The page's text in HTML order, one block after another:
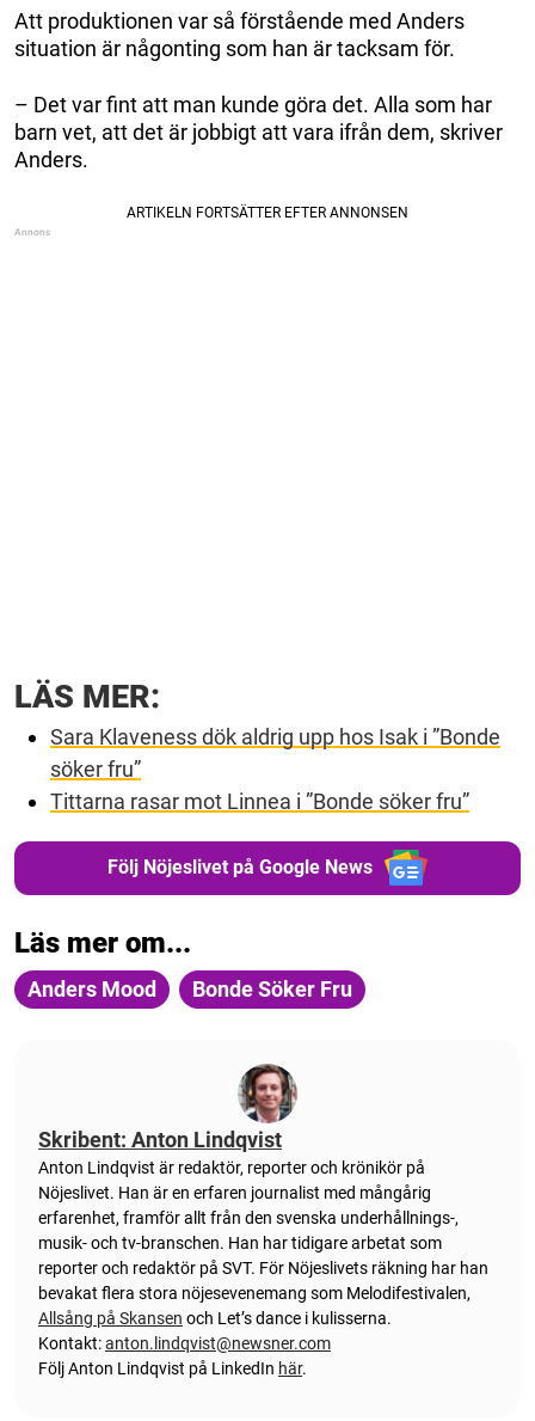
Att produktionen var så förstående med Anders
situation är någonting som han är tacksam för.
– Det var fint att man kunde göra det. Alla som har
barn vet, att det är jobbigt att vara ifrån dem, skriver
Anders.
LÄS MER:
Sara Klaveness dök aldrig upp hos Isak i ”Bonde
söker fru”
Tittarna rasar mot Linnea i ”Bonde söker fru”
Följ Nöjeslivet på Google News
Läs mer om...
Anders Mood Bonde Söker Fru
Skribent: Anton Lindqvist
Anton Lindqvist är redaktör, reporter och krönikör på
Nöjeslivet. Han är en erfaren journalist med mångårig
erfarenhet, framför allt från den svenska underhållnings-,
musik- och tv-branschen. Han har tidigare arbetat som
reporter och redaktör på SVT. För Nöjeslivets räkning har han
bevakat flera stora nöjesevenemang som Melodifestivalen,
Allsång på Skansen och Let’s dance i kulisserna.
Kontakt:anton.lindqvist@newsner.com
Följ Anton Lindqvist på LinkedIn här.